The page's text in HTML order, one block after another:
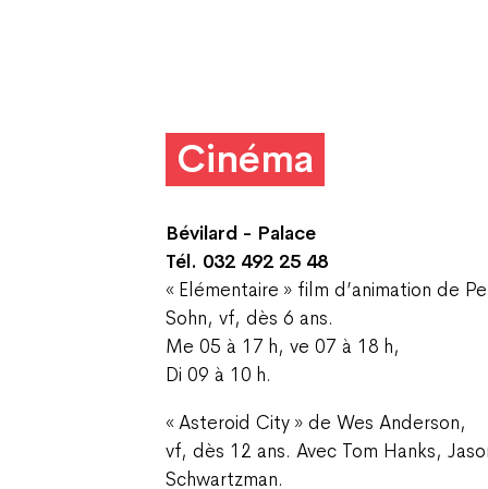
Cinéma
Bévilard - Palace
Tél. 032 492 25 48
« Elémentaire » film d’animation de
Sohn, vf, dès 6 ans.
Me 05 à 17 h, ve 07 à 18 h,
Di 09 à 10 h.
« Asteroid City » de Wes Anderson,
vf, dès 12 ans. Avec Tom Hanks,
Schwartzman.